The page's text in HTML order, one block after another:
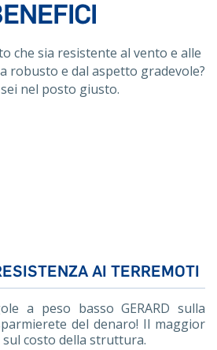
che sia resistente al vento e alle
robusto e dal aspetto gradevole?
nel posto giusto.
AI TERREMOTI
a peso basso GERARD sulla
del denaro! Il maggior
costo della struttura.